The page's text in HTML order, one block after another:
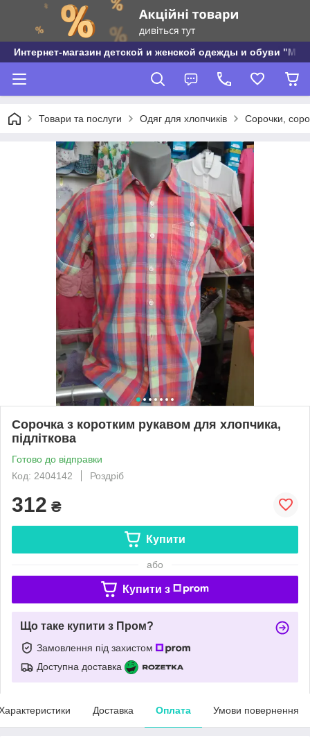
Интернет-магазин детской и женской одежды и обуви
Товари та послуги Одяг для хлопчиків Сорочки,
Сорочка з коротким рукавом для хлопчика,
підліткова
Готово до відправки
Код: 2404142
Роздріб
312 ₴
Купити
або
Купити з
Що таке купити з Пром?
Замовлення під захистом
Доступна доставка
Доставка Оплата Умови повернення